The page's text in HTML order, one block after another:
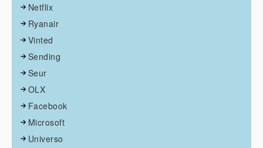
Netflix
Ryanair
Vinted
Sending
Seur
OLX
Facebook
Microsoft
Universo